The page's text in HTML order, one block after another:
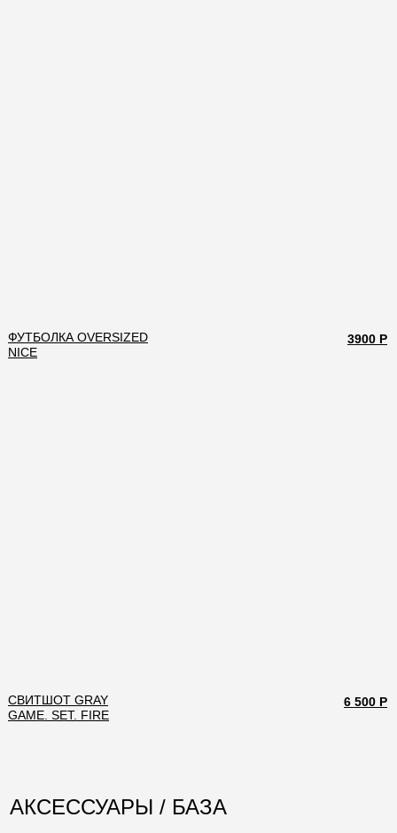
6 500 Р
СВИТШОТ GRAY
GAME. SET. FIRE
3900 Р
ФУТБОЛКА OVERSIZED
NICE
АКСЕССУАРЫ / БАЗА